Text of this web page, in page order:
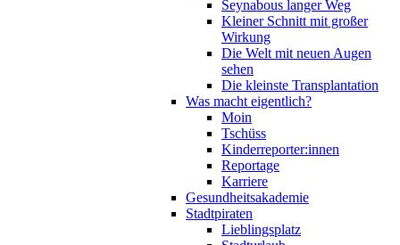
Seynabous langer Weg
Kleiner Schnitt mit großer
Wirkung
Die Welt mit neuen Augen
sehen
Die kleinste Transplantation
Was macht eigentlich?
Moin
Tschüss
Kinderreporter:innen
Reportage
Karriere
Gesundheitsakademie
Stadtpiraten
Lieblingsplatz